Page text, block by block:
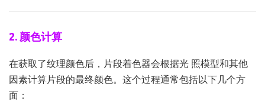
2. 颜色计算
在获取了纹理颜色后，片段着色器会根据光 照模型和其他
因素计算片段的最终颜色。这个过程通常包括以下几个方
面：